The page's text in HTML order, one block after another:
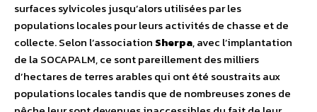
surfaces sylvicoles jusqu’alors utilisées par les
populations locales pour leurs activités de chasse et de
collecte. Selon l’association Sherpa, avec l’implantation
de la SOCAPALM, ce sont pareillement des milliers
d’hectares de terres arables qui ont été soustraits aux
populations locales tandis que de nombreuses zones de